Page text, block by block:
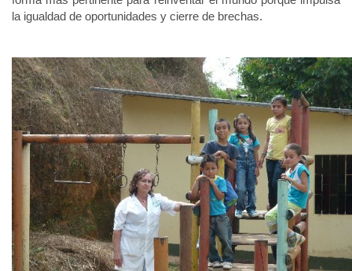
la igualdad de oportunidades y cierre de brechas.